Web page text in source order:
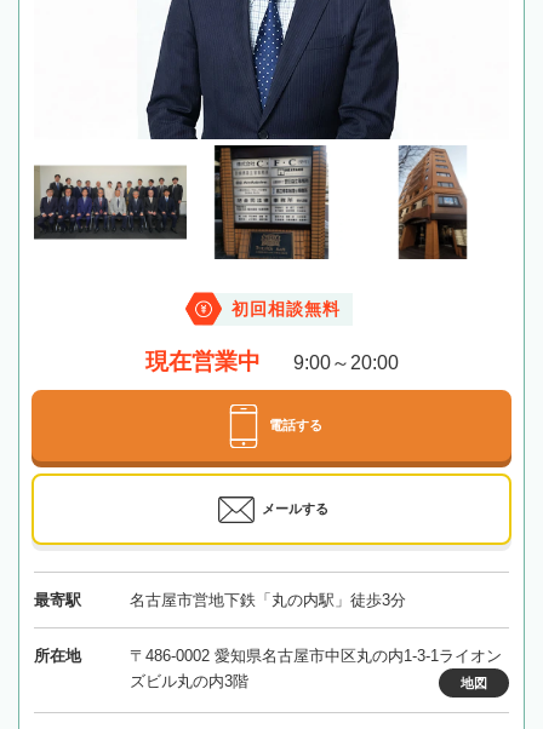
初回相談無料
現在営業中 9:00～20:00
電話する
メールする
最寄駅 名古屋市営地下鉄「丸の内駅」徒歩3分
所在地
〒486-0002 愛知県名古屋市中区丸の内1-3-1ライオン
ズビル丸の内3階
地図